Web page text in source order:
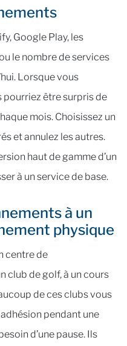
Google Play, les
le nombre de services
Lorsque vous
pourriez être surpris de
mois. Choisissez un
et annulez les autres.
haut de gamme d’un
à un service de base.
à un
physique
centre de
club de golf, à un cours
de ces clubs vous
pendant une
d’une pause. Ils